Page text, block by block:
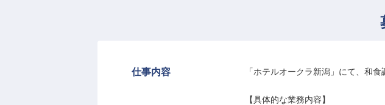
仕事内容 「ホテルオークラ新潟」にて、和食
【具体的な業務内容】